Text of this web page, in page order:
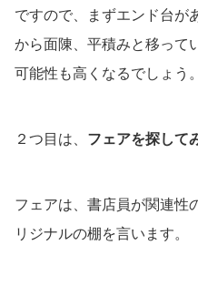
ですので、まずエンド台が
から面陳、平積みと移って
可能性も高くなるでしょう。
２つ目は、 フェアを探して
フェアは、書店員が関連性
リジナルの棚を言います。